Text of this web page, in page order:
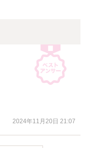
2024年11月20日 21:07